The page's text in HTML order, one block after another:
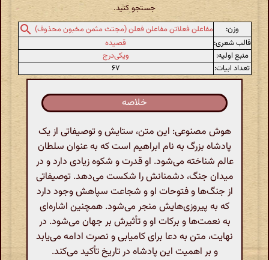
جستجو کنید.
وزن:
مفاعلن فعلاتن مفاعلن فعلن (مجتث مثمن مخبون محذوف)
قالب شعری:
قصیده
منبع اولیه:
ویکی‌درج
تعداد ابیات:
۶۷
خلاصه
هوش مصنوعی: این متن، ستایش و توصیفاتی از یک
پادشاه بزرگ به نام ابراهیم است که به عنوان سلطان
عالم شناخته می‌شود. او قدرت و شکوه زیادی دارد و در
میدان جنگ، دشمنانش را شکست می‌دهد. توصیفاتی
از جنگ‌ها و فتوحات او و شجاعت سپاهش وجود دارد
که به پیروزی‌هایش منجر می‌شود. همچنین اشاره‌ای
به نعمت‌ها و برکات او و تأثیرش بر جهان می‌شود. در
نهایت، متن به دعا برای کامیابی و نصرت ادامه می‌یابد
و بر اهمیت این پادشاه در تاریخ تأکید می‌کند.